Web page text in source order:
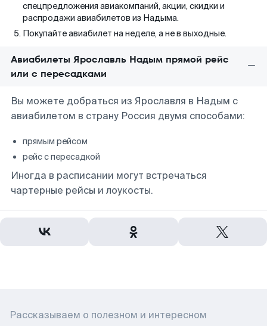
спецпредложения авиакомпаний, акции, скидки и
распродажи авиабилетов из Надыма.
Покупайте авиабилет на неделе, а не в выходные.
Авиабилеты Ярославль Надым прямой рейс
или с пересадками
Вы можете добраться из Ярославля в Надым с
авиабилетом в страну Россия двумя способами:
прямым рейсом
рейс с пересадкой
Иногда в расписании могут встречаться
чартерные рейсы и лоукосты.
Рассказываем о полезном и интересном